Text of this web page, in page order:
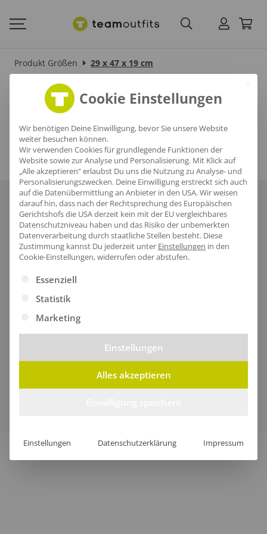
Produkt Größen 29 x 47 x 19 cm
29 x 47 x 19 cm
Über unsHäufige FragenReferenzenKarriereBlog
DatenschutzAGBImpressum
Verkauf nur an Unternehmer, Gewerbetreibende,
Freiberufler und öffentliche Institutionen, nicht jedoch an
Cookie Einstellungen
Wir benötigen Deine Einwilligung, bevor Sie unsere Website
weiter besuchen können.
Wir verwenden Cookies für grundlegende Funktionen der
Website sowie zur Analyse und Personalisierung. Mit Klick auf
„Alle akzeptieren“ erlaubst Du uns die Nutzung zu Analyse- und
Personalisierungszwecken. Deine Einwilligung erstreckt sich auch
auf die Datenübermittlung an Anbieter in den USA. Wir weisen
darauf hin, dass nach der Rechtsprechung des Europäischen
Gerichtshofs die USA derzeit kein mit der EU vergleichbares
Datenschutzniveau haben und das Risiko der unbemerkten
Datenverarbeitung durch staatliche Stellen besteht. Diese
Zustimmung kannst Du jederzeit unter Einstellungen in den
Cookie-Einstellungen, widerrufen oder abstufen.
Es folgt eine Liste der Service-Gruppen, für die eine
Essenziell
Statistik
Marketing
Einstellungen
Alles akzeptieren
Einstellungen Datenschutzerklärung Impressum